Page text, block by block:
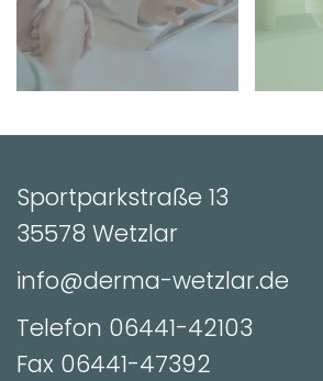
Sportparkstraße 13
35578 Wetzlar
info@derma-wetzlar.de
Telefon 06441-42103
Fax 06441-47392